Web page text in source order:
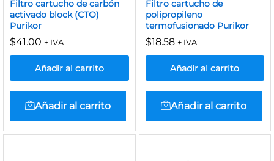
Filtro cartucho de carbón
activado block (CTO)
Purikor
$41.00 + IVA
Añadir al carrito
Añadir al carrito
Filtro cartucho de
polipropileno
termofusionado Purikor
$18.58 + IVA
Añadir al carrito
Añadir al carrito